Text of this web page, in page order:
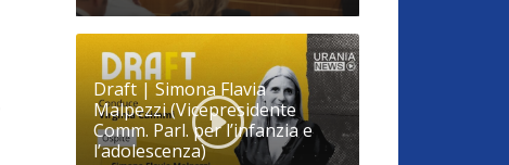
Draft | Simona Flavia
Malpezzi (Vicepresidente
Comm. Parl. per l’infanzia e
l’adolescenza)